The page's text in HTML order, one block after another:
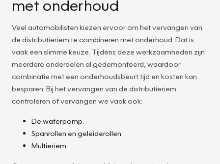
met onderhoud
Veel automobilisten kiezen ervoor om het vervangen van
de distributieriem te combineren met onderhoud. Dat is
vaak een slimme keuze. Tijdens deze werkzaamheden zijn
meerdere onderdelen al gedemonteerd, waardoor
combinatie met een onderhoudsbeurt tijd en kosten kan
besparen. Bij het vervangen van de distributieriem
controleren of vervangen we vaak ook:
De waterpomp.
Spanrollen en geleiderollen.
Multieriem.